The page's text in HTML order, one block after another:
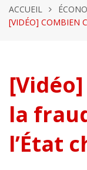
ACCUEIL
[VIDÉO] COMBIEN
la
l’État